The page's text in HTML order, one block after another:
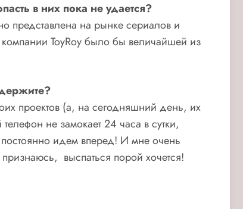
в них пока не удается?
представлена на рынке сериалов и
компании ToyRoy было бы величайшей из
проектов (а, на сегодняшний день, их
не замокает 24 часа в сутки,
идем вперед! И мне очень
выспаться порой хочется!